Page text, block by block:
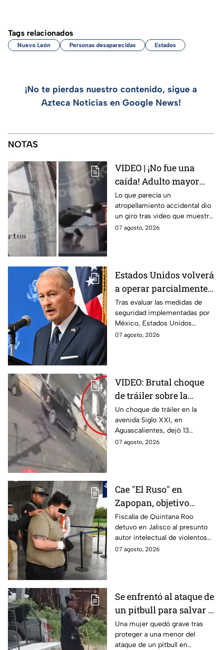
Tags relacionados
Nuevo León Personas desaparecidas Estados
¡No te pierdas nuestro contenido, sigue a
Azteca Noticias en Google News!
NOTAS
VIDEO | ¡No fue una
caída! Adulto mayor
muere atropellado por
tráiler; joven lo empujó
en Monterrey
Lo que parecía un
atropellamiento accidental dio
un giro tras video que muestra
cómo un joven empujó a
07 agosto, 2026
Estados Unidos volverá
a operar parcialmente
en Michoacán tras
suspensión por
motivos de seguridad
Tras evaluar las medidas de
seguridad implementadas por
México, Estados Unidos
reanudará parcialmente sus
07 agosto, 2026
VIDEO: Brutal choque
de tráiler sobre la
avenida Siglo XXI en
Aguascalientes deja
varios heridos y
destrozos
Un choque de tráiler en la
avenida Siglo XXI, en
Aguascalientes, dejó 13
heridos y varios vehículos
07 agosto, 2026
Cae "El Ruso" en
Zapopan, objetivo
prioritario en Playa del
Carmen
Fiscalía de Quintana Roo
detuvo en Jalisco al presunto
autor intelectual de violentos
ataques en fraccionamientos
07 agosto, 2026
Se enfrentó al ataque de
un pitbull para salvar a
una menor; hoy lucha
por su vida en Zapopan
Una mujer quedó grave tras
proteger a una menor del
ataque de un pitbull en